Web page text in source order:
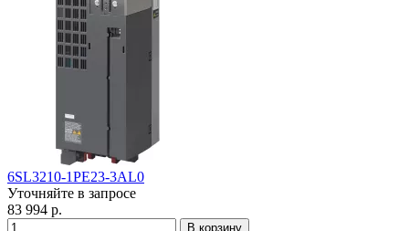
6SL3210-1PE23-3AL0
Уточняйте в запросе
83 994 р.
В корзину